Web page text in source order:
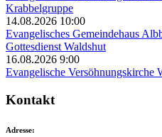
Krabbelgruppe
14.08.2026 10:00
Evangelisches Gemeindehaus
Gottesdienst Waldshut
16.08.2026 9:00
Evangelische Versöhnungskirche
Kontakt
Adresse: